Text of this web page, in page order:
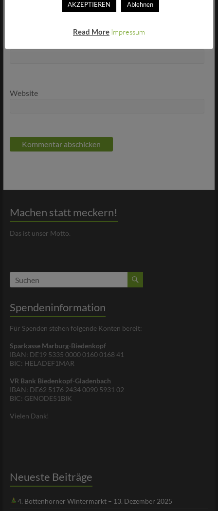
Website
Machen statt meckern!
Das ist unser Motto.
Spendeninformation
Für Spenden stehen folgende Konten bereit:
Sparkasse Marburg-Biedenkopf
IBAN: DE19 5335 0000 0160 0168 41
BIC: HELADEF1MAR
VR Bank Biedenkopf-Gladenbach
IBAN: DE62 5176 2434 0090 5931 02
BIC: GENODE51BIK
Vielen Dank!
Neueste Beiträge
4. Bottenhorner Wintermarkt – 13. Dezember 2025
AKZEPTIEREN Ablehnen
Read More Impressum